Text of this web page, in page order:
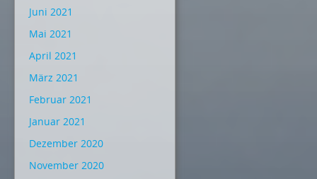
Juni 2021
Mai 2021
April 2021
März 2021
Februar 2021
Januar 2021
Dezember 2020
November 2020